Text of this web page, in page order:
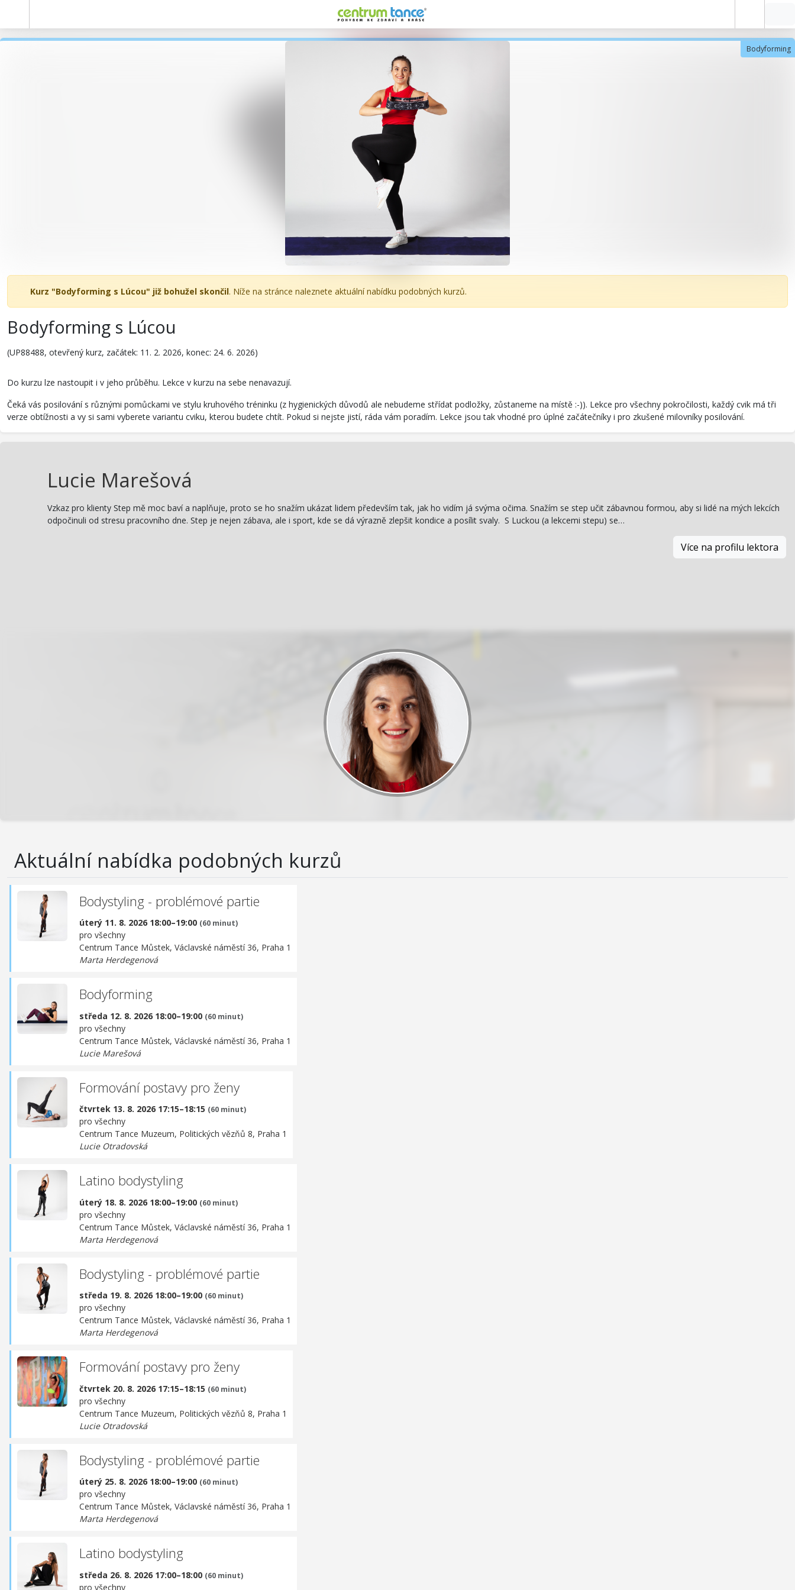
Bodyforming
Kurz "Bodyforming s Lúcou" již bohužel skončil. Níže na stránce naleznete aktuální nabídku podobných kurzů.
Bodyforming s Lúcou
(UP88488, otevřený kurz, začátek: 11. 2. 2026, konec: 24. 6. 2026)
Do kurzu lze nastoupit i v jeho průběhu. Lekce v kurzu na sebe nenavazují.
Čeká vás posilování s různými pomůckami ve stylu kruhového tréninku (z hygienických důvodů ale nebudeme střídat podložky, zůstaneme na místě :-)). Lekce pro všechny pokročilosti, každý cvik má tři
verze obtížnosti a vy si sami vyberete variantu cviku, kterou budete chtít. Pokud si nejste jistí, ráda vám poradím. Lekce jsou tak vhodné pro úplné začátečníky i pro zkušené milovníky posilování.
Lucie Marešová
Vzkaz pro klienty Step mě moc baví a naplňuje, proto se ho snažím ukázat lidem především tak, jak ho vidím já svýma očima. Snažím se step učit zábavnou formou, aby si lidé na mých lekcích
odpočinuli od stresu pracovního dne. Step je nejen zábava, ale i sport, kde se dá výrazně zlepšit kondice a posílit svaly. S Luckou (a lekcemi stepu) se…
Více na profilu lektora
Aktuální nabídka podobných kurzů
Bodystyling - problémové partie
úterý 11. 8. 2026 18:00–19:00 (60 minut)
pro všechny
Centrum Tance Můstek, Václavské náměstí 36, Praha 1
Marta Herdegenová
Bodyforming
středa 12. 8. 2026 18:00–19:00 (60 minut)
pro všechny
Centrum Tance Můstek, Václavské náměstí 36, Praha 1
Lucie Marešová
Formování postavy pro ženy
čtvrtek 13. 8. 2026 17:15–18:15 (60 minut)
pro všechny
Centrum Tance Muzeum, Politických vězňů 8, Praha 1
Lucie Otradovská
Latino bodystyling
úterý 18. 8. 2026 18:00–19:00 (60 minut)
pro všechny
Centrum Tance Můstek, Václavské náměstí 36, Praha 1
Marta Herdegenová
Bodystyling - problémové partie
středa 19. 8. 2026 18:00–19:00 (60 minut)
pro všechny
Centrum Tance Můstek, Václavské náměstí 36, Praha 1
Marta Herdegenová
Formování postavy pro ženy
čtvrtek 20. 8. 2026 17:15–18:15 (60 minut)
pro všechny
Centrum Tance Muzeum, Politických vězňů 8, Praha 1
Lucie Otradovská
Bodystyling - problémové partie
úterý 25. 8. 2026 18:00–19:00 (60 minut)
pro všechny
Centrum Tance Můstek, Václavské náměstí 36, Praha 1
Marta Herdegenová
Latino bodystyling
středa 26. 8. 2026 17:00–18:00 (60 minut)
pro všechny